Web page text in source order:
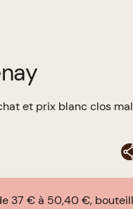
et prix blanc clos
37 € à 50,40 €,